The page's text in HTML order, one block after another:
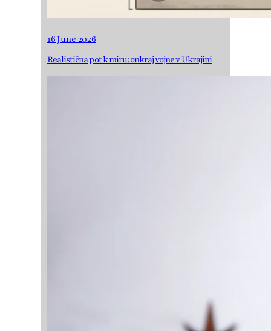
16 June 2026
Realistična pot k miru: onkraj vojne v Ukrajini